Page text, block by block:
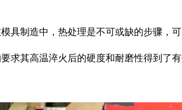
具制造中，热处理是不可或缺的步骤，
求其高温淬火后的硬度和耐磨性得到了